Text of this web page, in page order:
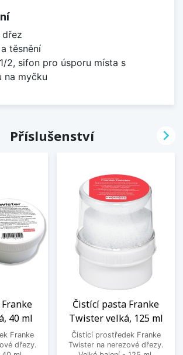
těsnění
2, sifon pro úsporu místa s
na myčku
Příslušenství
40 ml
Franke
dřezy.
Čistící pasta Franke
Twister velká, 125 ml
Čistící prostředek Franke
Twister na nerezové dřezy.
